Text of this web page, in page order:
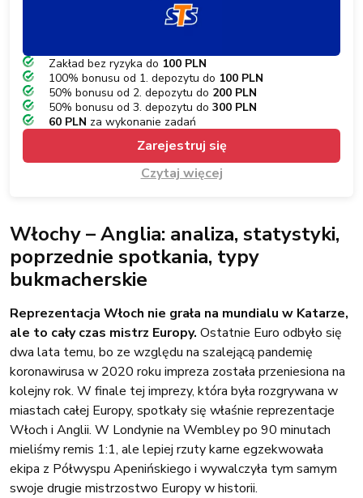
Zakład bez ryzyka do 100 PLN
100% bonusu od 1. depozytu do 100 PLN
50% bonusu od 2. depozytu do 200 PLN
50% bonusu od 3. depozytu do 300 PLN
60 PLN za wykonanie zadań
Zarejestruj się
Czytaj więcej
Włochy – Anglia: analiza, statystyki,
poprzednie spotkania, typy
bukmacherskie
Reprezentacja Włoch nie grała na mundialu w Katarze,
ale to cały czas mistrz Europy. Ostatnie Euro odbyło się
dwa lata temu, bo ze względu na szalejącą pandemię
koronawirusa w 2020 roku impreza została przeniesiona na
kolejny rok. W finale tej imprezy, która była rozgrywana w
miastach całej Europy, spotkały się właśnie reprezentacje
Włoch i Anglii. W Londynie na Wembley po 90 minutach
mieliśmy remis 1:1, ale lepiej rzuty karne egzekwowała
ekipa z Półwyspu Apenińskiego i wywalczyła tym samym
swoje drugie mistrzostwo Europy w historii.